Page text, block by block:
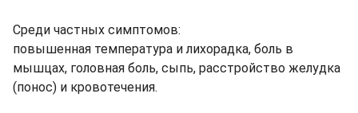
Среди частных симптомов:
повышенная температура и лихорадка, боль в
мышцах, головная боль, сыпь, расстройство желудка
(понос) и кровотечения.